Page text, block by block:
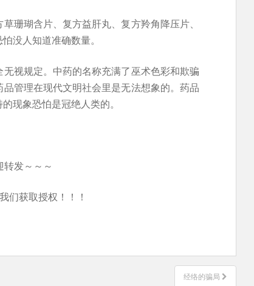
珊瑚含片、复方益肝丸、复方羚角降压片、
没人知道准确数量。
视规定。中药的名称充满了巫术色彩和欺骗
管理在现代文明社会里是无法想象的。药品
现象恐怕是冠绝人类的。
转发～～～
们获取授权！！！
经络的骗局